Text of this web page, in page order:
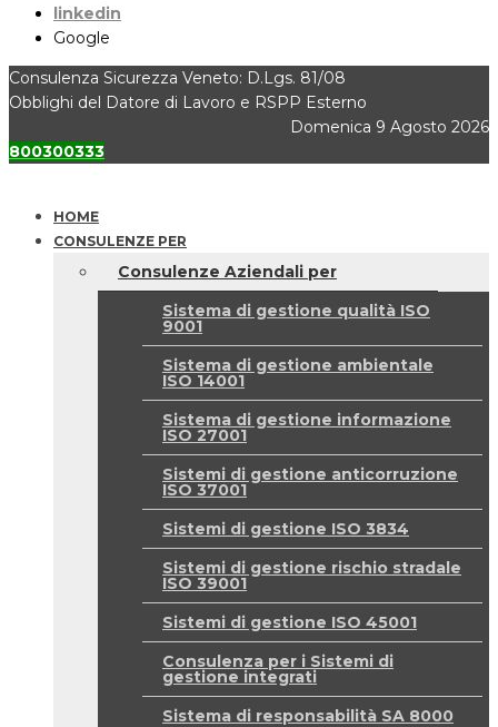
linkedin
Google
Consulenza Sicurezza Veneto: D.Lgs. 81/08
Obblighi del Datore di Lavoro e RSPP Esterno
Domenica 9 Agosto 2026
800300333
HOME
CONSULENZE PER
Consulenze Aziendali per
Sistema di gestione qualità ISO
9001
Sistema di gestione ambientale
ISO 14001
Sistema di gestione informazione
ISO 27001
Sistemi di gestione anticorruzione
ISO 37001
Sistemi di gestione ISO 3834
Sistemi di gestione rischio stradale
ISO 39001
Sistemi di gestione ISO 45001
Consulenza per i Sistemi di
gestione integrati
Sistema di responsabilità SA 8000